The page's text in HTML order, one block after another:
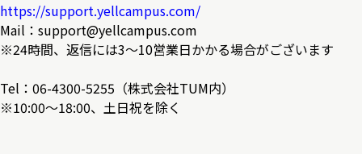
https://support.yellcampus.com/
Mail：support@yellcampus.com
※24時間、返信には3〜10営業日かかる場合がございます
Tel：06-4300-5255（株式会社TUM内）
※10:00～18:00、土日祝を除く